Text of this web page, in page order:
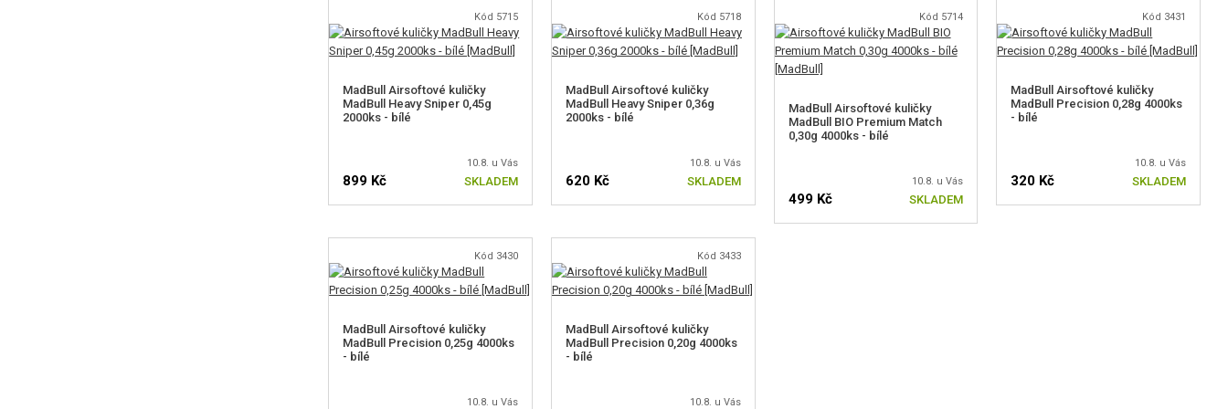
Kód 5715
MadBull Airsoftové kuličky
MadBull Heavy Sniper 0,45g
2000ks - bílé
10.8. u Vás
899 Kč SKLADEM
Kód 5718
MadBull Airsoftové kuličky
MadBull Heavy Sniper 0,36g
2000ks - bílé
10.8. u Vás
620 Kč SKLADEM
Kód 5714
MadBull Airsoftové kuličky
MadBull BIO Premium Match
0,30g 4000ks - bílé
10.8. u Vás
499 Kč SKLADEM
Kód 3431
MadBull Airsoftové kuličky
MadBull Precision 0,28g 4000ks
- bílé
10.8. u Vás
320 Kč SKLADEM
Kód 3430
MadBull Airsoftové kuličky
MadBull Precision 0,25g 4000ks
- bílé
10.8. u Vás
Kód 3433
MadBull Airsoftové kuličky
MadBull Precision 0,20g 4000ks
- bílé
10.8. u Vás